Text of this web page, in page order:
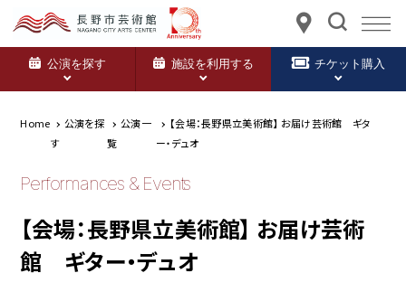
公演を探す 施設を利用する チケット購入
Home
公演を探
す
公演一
覧
【会場：長野県立美術館】 お届け芸術館 ギタ
ー・デュオ
Performances & Events
【会場：長野県立美術館】 お届け芸術
館 ギター・デュオ